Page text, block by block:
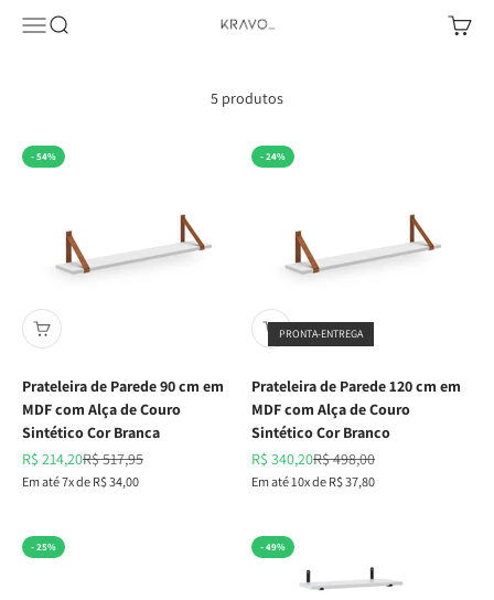
Pular para o conteúdo
Abrir menu de navegação
Abrir pesquisa KRAVO urban design Abrir
5 produtos
- 54%
Prateleira de Parede 90 cm em
MDF com Alça de Couro
Sintético Cor Branca
Preço promocional
R$ 214,20Preço normal
R$ 517,95
Em até 7x de R$ 34,00
- 24%
PRONTA-ENTREGA
Prateleira de Parede 120 cm em
MDF com Alça de Couro
Sintético Cor Branco
Preço promocional
R$ 340,20Preço normal
R$ 498,00
Em até 10x de R$ 37,80
- 25% - 49%